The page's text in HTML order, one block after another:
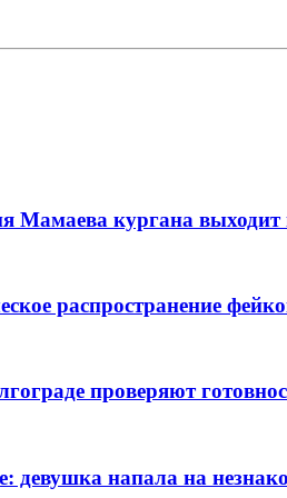
Мамаева кургана
распространение
проверяют
девушка напала на